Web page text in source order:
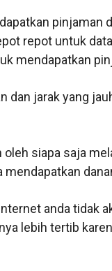
pinjaman
repot untuk
mendapatkan
dan jarak yang
oleh siapa saja
mendapatkan
anda tidak
lebih tertib